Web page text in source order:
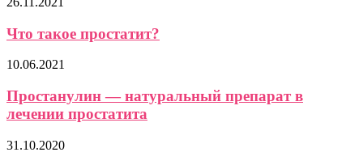
Что такое простатит?
10.06.2021
Простанулин — натуральный препарат в
лечении простатита
31.10.2020